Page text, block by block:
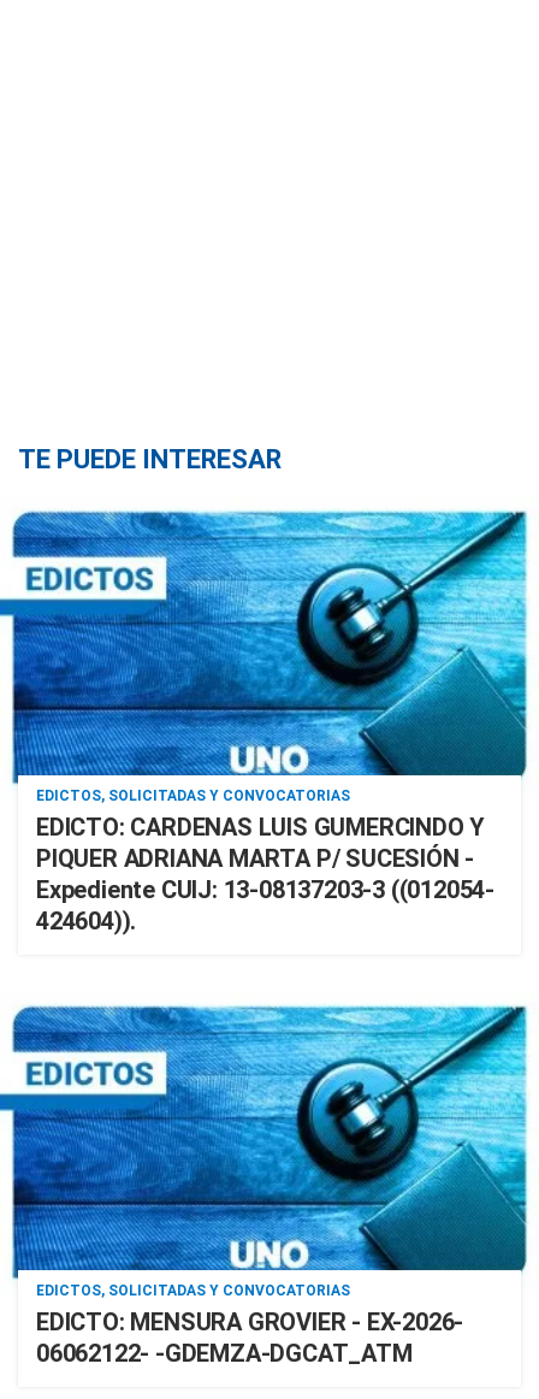
TE PUEDE INTERESAR
EDICTOS, SOLICITADAS Y CONVOCATORIAS
EDICTO: CARDENAS LUIS GUMERCINDO Y
PIQUER ADRIANA MARTA P/ SUCESIÓN -
Expediente CUIJ: 13-08137203-3 ((012054-
424604)).
EDICTOS, SOLICITADAS Y CONVOCATORIAS
EDICTO: MENSURA GROVIER - EX-2026-
06062122- -GDEMZA-DGCAT_ATM